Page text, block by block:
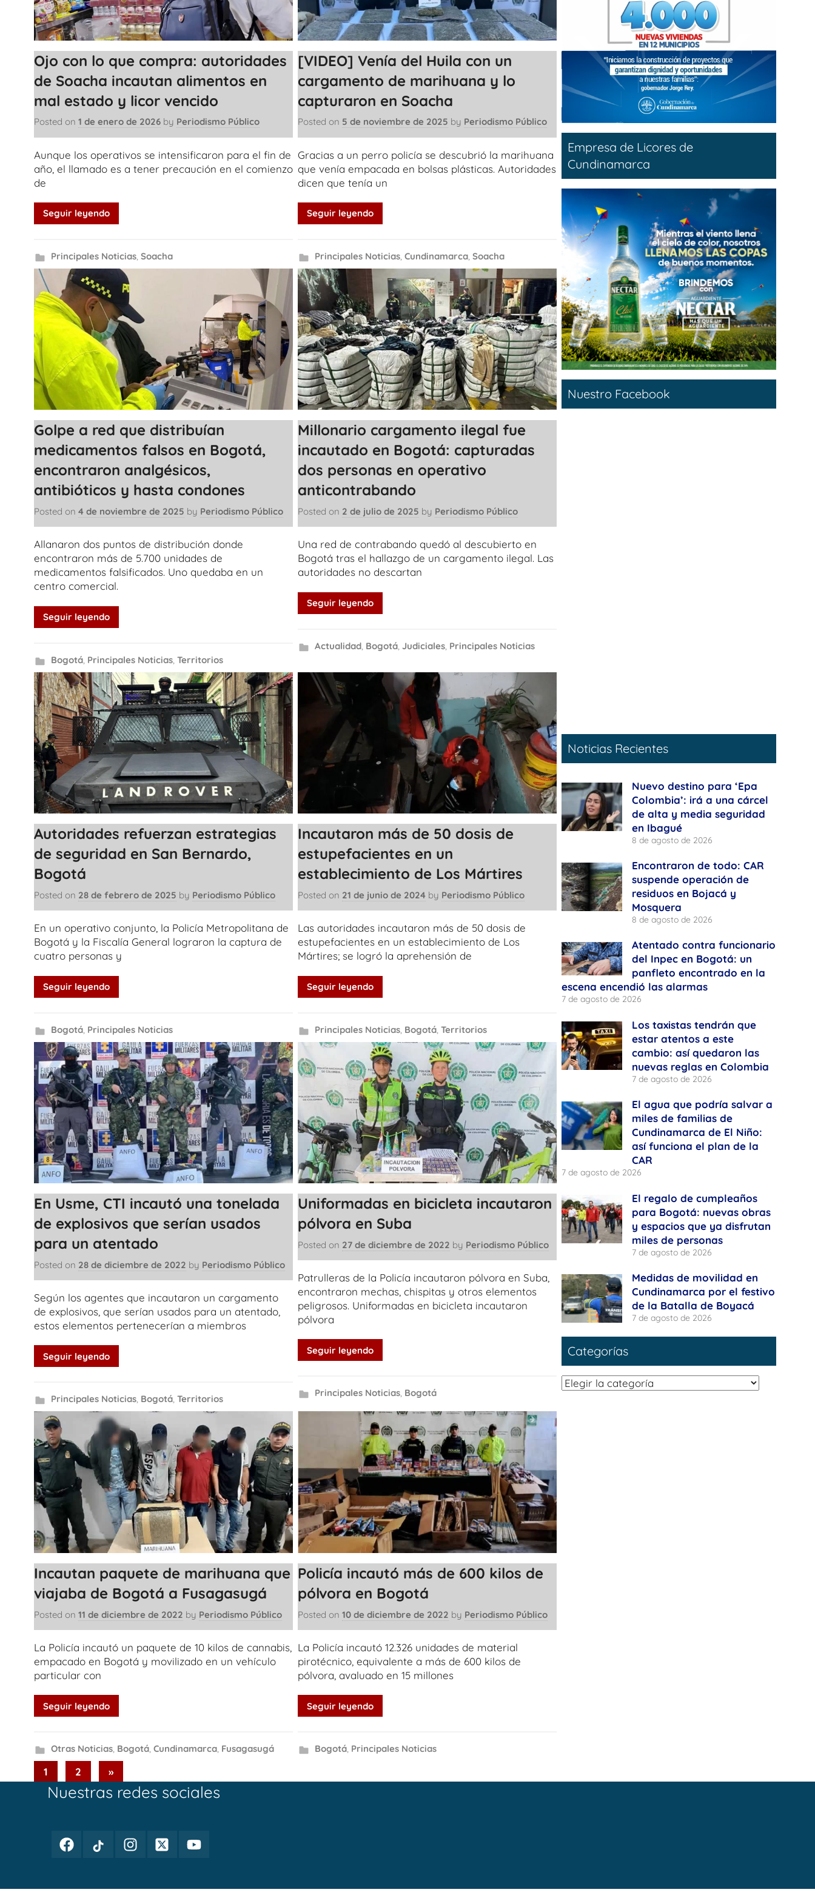
Ojo con lo que compra: autoridades
de Soacha incautan alimentos en
mal estado y licor vencido
Posted on 1 de enero de 2026 by Periodismo Público
Aunque los operativos se intensificaron para el fin de
año, el llamado es a tener precaución en el comienzo
de
Seguir leyendo
Principales Noticias, Soacha
[VIDEO] Venía del Huila con un
cargamento de marihuana y lo
capturaron en Soacha
Posted on 5 de noviembre de 2025 by Periodismo Público
Gracias a un perro policía se descubrió la marihuana
que venía empacada en bolsas plásticas. Autoridades
dicen que tenía un
Seguir leyendo
Principales Noticias, Cundinamarca, Soacha
Golpe a red que distribuían
medicamentos falsos en Bogotá,
encontraron analgésicos,
antibióticos y hasta condones
Posted on 4 de noviembre de 2025 by Periodismo Público
Allanaron dos puntos de distribución donde
encontraron más de 5.700 unidades de
medicamentos falsificados. Uno quedaba en un
centro comercial.
Seguir leyendo
Bogotá, Principales Noticias, Territorios
Millonario cargamento ilegal fue
incautado en Bogotá: capturadas
dos personas en operativo
anticontrabando
Posted on 2 de julio de 2025 by Periodismo Público
Una red de contrabando quedó al descubierto en
Bogotá tras el hallazgo de un cargamento ilegal. Las
autoridades no descartan
Seguir leyendo
Actualidad, Bogotá, Judiciales, Principales Noticias
Autoridades refuerzan estrategias
de seguridad en San Bernardo,
Bogotá
Posted on 28 de febrero de 2025 by Periodismo Público
En un operativo conjunto, la Policía Metropolitana de
Bogotá y la Fiscalía General lograron la captura de
cuatro personas y
Seguir leyendo
Bogotá, Principales Noticias
Incautaron más de 50 dosis de
estupefacientes en un
establecimiento de Los Mártires
Posted on 21 de junio de 2024 by Periodismo Público
Las autoridades incautaron más de 50 dosis de
estupefacientes en un establecimiento de Los
Mártires; se logró la aprehensión de
Seguir leyendo
Principales Noticias, Bogotá, Territorios
En Usme, CTI incautó una tonelada
de explosivos que serían usados
para un atentado
Posted on 28 de diciembre de 2022 by Periodismo Público
Según los agentes que incautaron un cargamento
de explosivos, que serían usados para un atentado,
estos elementos pertenecerían a miembros
Seguir leyendo
Principales Noticias, Bogotá, Territorios
Uniformadas en bicicleta incautaron
pólvora en Suba
Posted on 27 de diciembre de 2022 by Periodismo Público
Patrulleras de la Policía incautaron pólvora en Suba,
encontraron mechas, chispitas y otros elementos
peligrosos. Uniformadas en bicicleta incautaron
pólvora
Seguir leyendo
Principales Noticias, Bogotá
Incautan paquete de marihuana que
viajaba de Bogotá a Fusagasugá
Posted on 11 de diciembre de 2022 by Periodismo Público
La Policía incautó un paquete de 10 kilos de cannabis,
empacado en Bogotá y movilizado en un vehículo
particular con
Seguir leyendo
Otras Noticias, Bogotá, Cundinamarca, Fusagasugá
Policía incautó más de 600 kilos de
pólvora en Bogotá
Posted on10 de diciembre de 2022 by Periodismo Público
La Policía incautó 12.326 unidades de material
pirotécnico, equivalente a más de 600 kilos de
pólvora, avaluado en 15 millones
Seguir leyendo
Bogotá, Principales Noticias
Paginación
de
1 2
Next
Posts
»
Empresa de Licores de
Cundinamarca
Nuestro Facebook
Noticias Recientes
Nuevo destino para ‘Epa
Colombia’: irá a una cárcel
de alta y media seguridad
en Ibagué
8 de agosto de 2026
Encontraron de todo: CAR
suspende operación de
residuos en Bojacá y
Mosquera
8 de agosto de 2026
Atentado contra funcionario
del Inpec en Bogotá: un
panfleto encontrado en la
escena encendió las alarmas
7 de agosto de 2026
Los taxistas tendrán que
estar atentos a este
cambio: así quedaron las
nuevas reglas en Colombia
7 de agosto de 2026
El agua que podría salvar a
miles de familias de
Cundinamarca de El Niño:
así funciona el plan de la
CAR
7 de agosto de 2026
El regalo de cumpleaños
para Bogotá: nuevas obras
y espacios que ya disfrutan
miles de personas
7 de agosto de 2026
Medidas de movilidad en
Cundinamarca por el festivo
de la Batalla de Boyacá
7 de agosto de 2026
Categorías
Categorías
Nuestras redes sociales
Facebook
Periodismo
TikTok
Periodismo
InstagramTwitterYoutube